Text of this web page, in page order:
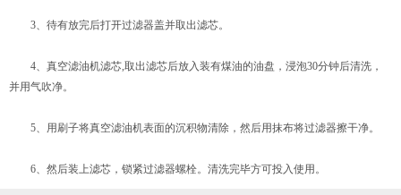
3、待有放完后打开过滤器盖并取出滤芯。
4、真空滤油机滤芯,取出滤芯后放入装有煤油的油盘，浸泡30分钟后清洗，
并用气吹净。
5、用刷子将真空滤油机表面的沉积物清除，然后用抹布将过滤器擦干净。
6、然后装上滤芯，锁紧过滤器螺栓。清洗完毕方可投入使用。